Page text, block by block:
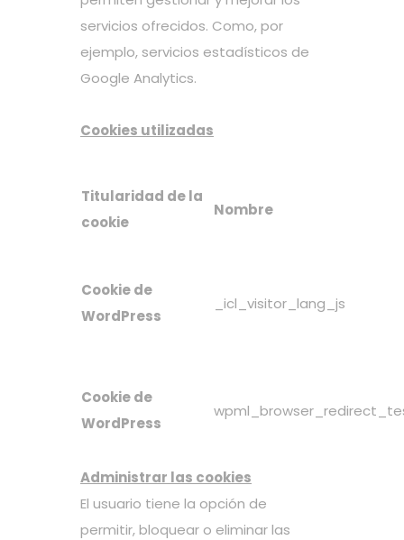
servicios ofrecidos. Como, por
ejemplo, servicios estadísticos de
Google Analytics.
Cookies utilizadas
Titularidad de la
cookie
Nombre
Cookie de
WordPress
_icl_visitor_lang_js
Cookie de
WordPress
Administrar las cookies
El usuario tiene la opción de
permitir, bloquear o eliminar las